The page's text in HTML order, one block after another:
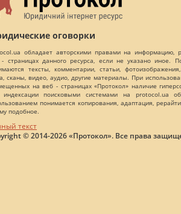
оговорки
обладает авторскими правами на информацию,
страницах данного ресурса, если не указано иное.
тексты, комментарии, статьи,
сканы, видео, аудио, другие материалы. При
на веб - страницах «Протокол» наличие
поисковыми системами на protocol.ua
понимается копирования, адаптация,
подобное.
текст
© 2014-2026 «Протокол». Все права